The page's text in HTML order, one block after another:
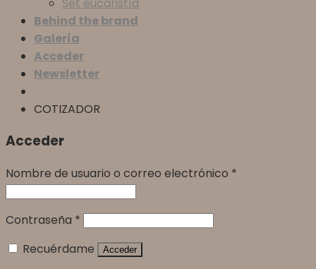
Behind the brand
Galería
Acceder
Newsletter
COTIZADOR
Acceder
Nombre de usuario o correo electrónico *
Contraseña *
Recuérdame
Acceder